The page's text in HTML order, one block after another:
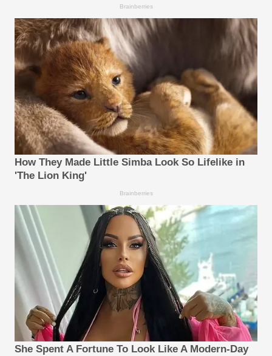
Brainberries
How They Made Little Simba Look So Lifelike in
'The Lion King'
Brainberries
She Spent A Fortune To Look Like A Modern-Day